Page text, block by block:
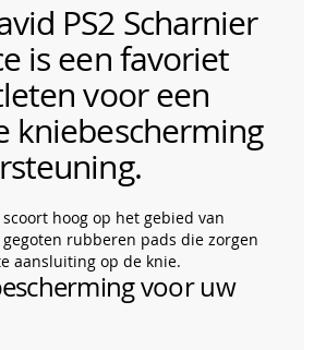
PS2 Scharnier
is een favoriet
voor een
kniebescherming
scoort hoog op het gebied van
rubberen pads die zorgen
aansluiting op de knie.
voor uw